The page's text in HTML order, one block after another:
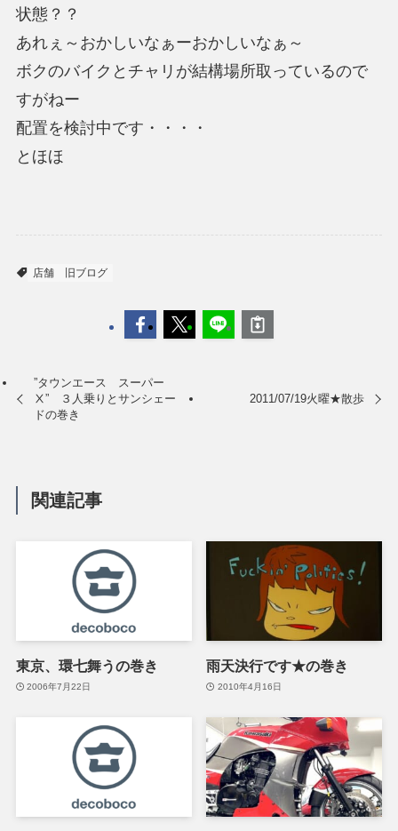
状態？？
あれぇ～おかしいなぁーおかしいなぁ～
ボクのバイクとチャリが結構場所取っているので
すがねー
配置を検討中です・・・・
とほほ
店舗 旧ブログ
”タウンエース スーパー
Ⅹ” ３人乗りとサンシェー
ドの巻き
2011/07/19火曜★散歩
関連記事
東京、環七舞うの巻き
2006年7月22日
雨天決行です★の巻き
2010年4月16日